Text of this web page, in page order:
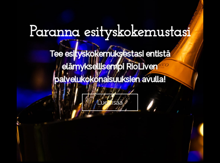
Paranna esityskokemustasi
Tee esityskokemuksestasi entistä
elämyksellisempi RioLiven
palvelukokonaisuuksien avulla!
Lue lisää